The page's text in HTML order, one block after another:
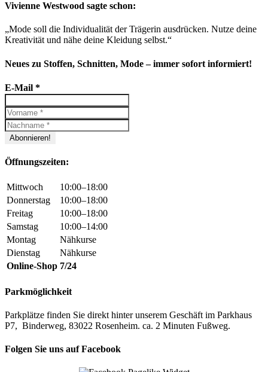
Vivienne Westwood sagte schon:
„Mode soll die Individualität der Trägerin ausdrücken. Nutze deine
Kreativität und nähe deine Kleidung selbst.“
Neues zu Stoffen, Schnitten, Mode – immer sofort informiert!
E-Mail *
Öffnungszeiten:
Mittwoch
10:00–18:00
Donnerstag
10:00–18:00
Freitag
10:00–18:00
Samstag
10:00–14:00
Montag
Nähkurse
Dienstag
Nähkurse
Online-Shop 7/24
Parkmöglichkeit
Parkplätze finden Sie direkt hinter unserem Geschäft im Parkhaus
P7, Binderweg, 83022 Rosenheim. ca. 2 Minuten Fußweg.
Folgen Sie uns auf Facebook